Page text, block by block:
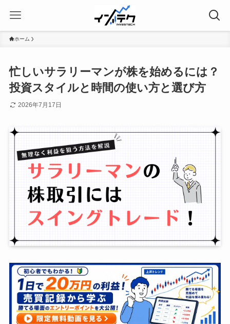
ホーム
忙しいサラリーマンが株を始めるには？
投資スタイルと時間の使い方と選び方
2026年7月17日